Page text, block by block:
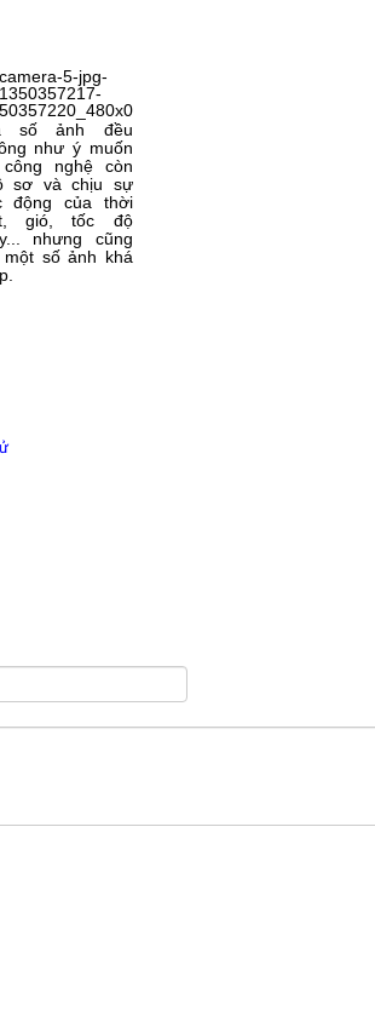
số ảnh đều
như ý muốn
nghệ còn
sơ và chịu sự
động của thời
gió, tốc độ
nhưng cũng
một số ảnh khá